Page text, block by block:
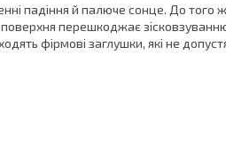
падіння й палюче сонце. До того
перешкоджає
фірмові заглушки, які не